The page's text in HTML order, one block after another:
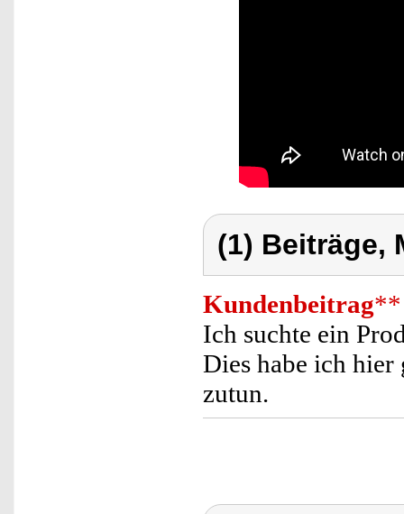
(1) Beiträge,
Kundenbeitrag**
Ich suchte ein
Dies habe ich hier
zutun.